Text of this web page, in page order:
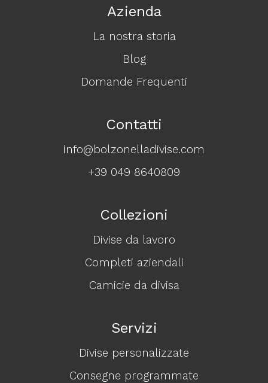
Azienda
La nostra storia
Blog
Domande Frequenti
Contatti
info@bolzonelladivise.com
+39 049 8640809
Collezioni
Divise da lavoro
Completi aziendali
Camicie da divisa
Servizi
Divise personalizzate
Consegne programmate